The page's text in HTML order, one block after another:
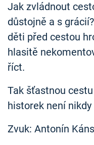
Jak zvládnout
důstojně a s
děti před cestou
hlasitě
říct.
Tak šťastnou
historek není nikdy
Zvuk: Antonín